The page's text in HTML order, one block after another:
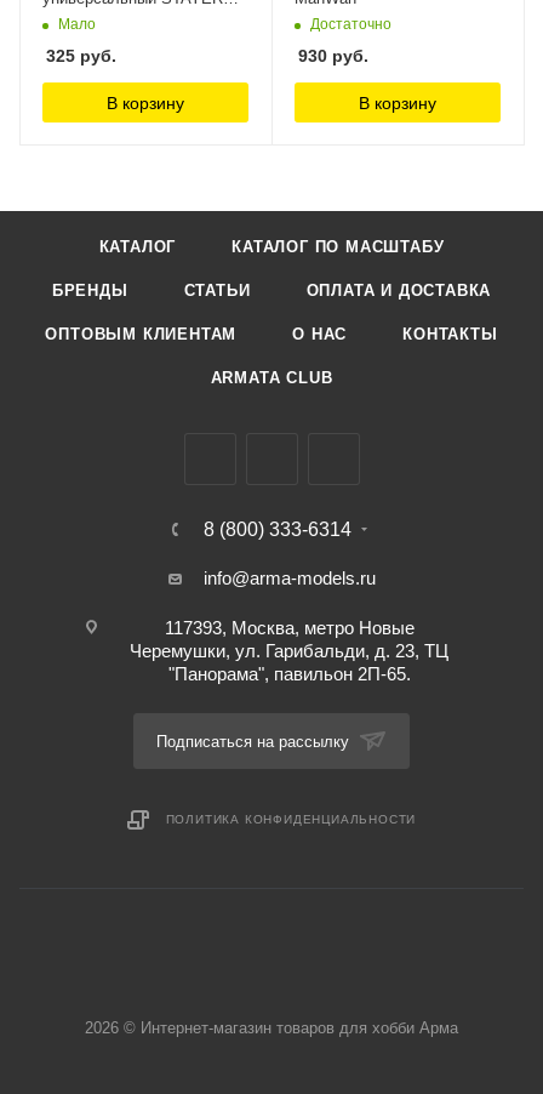
MASTER на тканевой
230х280мм, Р120, упаковка
по 5шт Stayer
Мало
325 руб.
В корзину
Достаточно
930 руб.
В корзину
КАТАЛОГ КАТАЛОГ ПО МАСШТАБУ
БРЕНДЫ СТАТЬИ ОПЛАТА И ДОСТАВКА
ОПТОВЫМ КЛИЕНТАМ О НАС КОНТАКТЫ
ARMATA CLUB
8 (800) 333-6314
info@arma-models.ru
117393, Москва, метро Новые
Черемушки, ул. Гарибальди, д. 23, ТЦ
"Панорама", павильон 2П-65.
Подписаться на рассылку
ПОЛИТИКА КОНФИДЕНЦИАЛЬНОСТИ
2026 © Интернет-магазин товаров для хобби Арма